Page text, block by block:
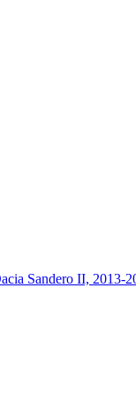
Sandero II, 2013-